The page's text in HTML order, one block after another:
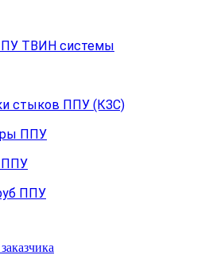
ТВИН системы
стыков ППУ (КЗС)
ППУ
ППУ
ППУ